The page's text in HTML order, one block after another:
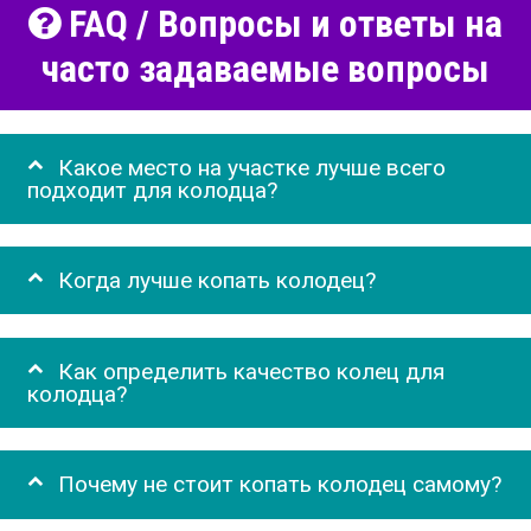
FAQ / Вопросы и ответы на
часто задаваемые вопросы
Какое место на участке лучше всего
подходит для колодца?
Когда лучше копать колодец?
Как определить качество колец для
колодца?
Почему не стоит копать колодец самому?